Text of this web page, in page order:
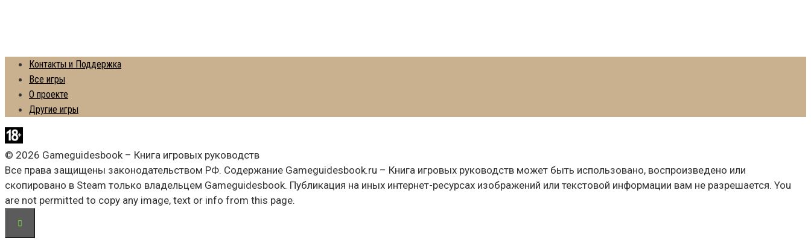
Контакты и Поддержка
Все игры
О проекте
Другие игры
© 2026 Gameguidesbook – Книга игровых руководств
Все права защищены законодательством РФ. Содержание Gameguidesbook.ru – Книга игровых руководств может быть использовано, воспроизведено или
скопировано в Steam только владельцем Gameguidesbook. Публикация на иных интернет-ресурсах изображений или текстовой информации вам не разрешается. You
are not permitted to copy any image, text or info from this page.